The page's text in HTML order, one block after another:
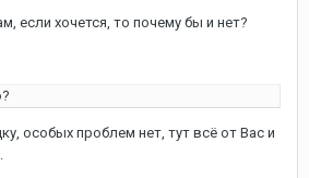
если хочется, то почему бы и нет?
особых проблем нет, тут всё от Вас и